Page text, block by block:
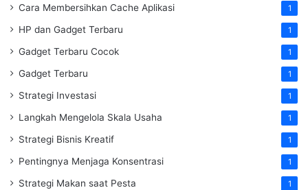
Cara Membersihkan Cache Aplikasi 1
HP dan Gadget Terbaru 1
Gadget Terbaru Cocok 1
Gadget Terbaru 1
Strategi Investasi 1
Langkah Mengelola Skala Usaha 1
Strategi Bisnis Kreatif 1
Pentingnya Menjaga Konsentrasi 1
Strategi Makan saat Pesta 1